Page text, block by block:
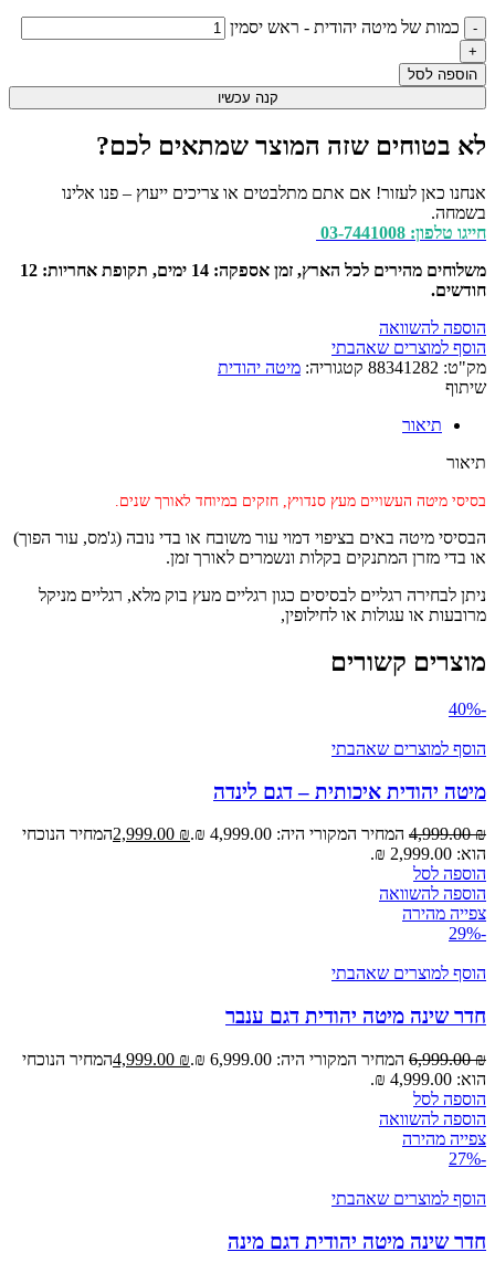
כמות של מיטה יהודית - ראש יסמין
הוספה לסל
קנה עכשיו
לא בטוחים שזה המוצר שמתאים לכם?
אנחנו כאן לעזור! אם אתם מתלבטים או צריכים ייעוץ – פנו אלינו
בשמחה.
חייגו טלפון: 03-7441008
משלוחים מהירים לכל הארץ, זמן אספקה: 14 ימים, תקופת אחריות: 12
חודשים.
הוספה להשוואה
הוסף למוצרים שאהבתי
מק"ט: 88341282 קטגוריה: מיטה יהודית
שיתוף
תיאור
תיאור
בסיסי מיטה העשויים מעץ סנדויץ, חזקים במיוחד לאורך שנים.
הבסיסי מיטה באים בציפוי דמוי עור משובח או בדי נובה (ג'מס, עור הפוך)
או בדי מזרן המתנקים בקלות ונשמרים לאורך זמן.
ניתן לבחירה רגליים לבסיסים כגון רגליים מעץ בוק מלא, רגליים מניקל
מרובעות או עגולות או לחילופין,
מוצרים קשורים
-40%
הוסף למוצרים שאהבתי
מיטה יהודית איכותית – דגם לינדה
4,999.00₪ המחיר המקורי היה: 4,999.00 ₪. 2,999.00 ₪
המחיר הנוכחי
הוא: 2,999.00 ₪.
הוספה לסל
הוספה להשוואה
צפייה מהירה
-29%
הוסף למוצרים שאהבתי
חדר שינה מיטה יהודית דגם ענבר
6,999.00₪ המחיר המקורי היה: 6,999.00 ₪. 4,999.00 ₪
המחיר הנוכחי
הוא: 4,999.00 ₪.
הוספה לסל
הוספה להשוואה
צפייה מהירה
-27%
הוסף למוצרים שאהבתי
חדר שינה מיטה יהודית דגם מינה